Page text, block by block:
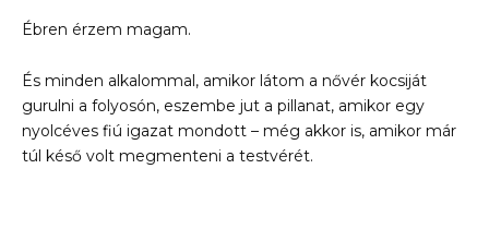
Ébren érzem magam.
És minden alkalommal, amikor látom a nővér kocsiját
gurulni a folyosón, eszembe jut a pillanat, amikor egy
nyolcéves fiú igazat mondott – még akkor is, amikor már
túl késő volt megmenteni a testvérét.